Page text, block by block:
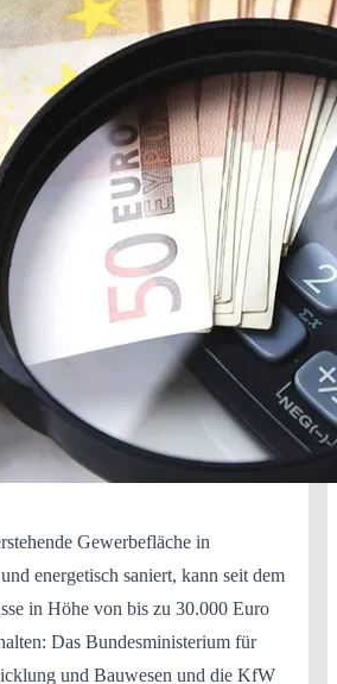
Gewerbefläche in
energetisch saniert, kann seit dem
in Höhe von bis zu 30.000 Euro
Das Bundesministerium für
und Bauwesen und die KfW